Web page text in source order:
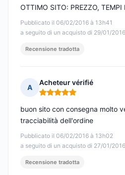
Pubblicato il 06/02/2016 à 13h41
a seguito di un acquisto di 29/01/2016
OTTIMO SITO: PREZZO, TEMPI
Recensione tradotta
A
Acheteur vérifié
Nota: 5 su 5
Pubblicato il 06/02/2016 à 13h02
a seguito di un acquisto di 27/01/2016
buon sito con consegna molto
tracciabilità dell'ordine
Recensione tradotta